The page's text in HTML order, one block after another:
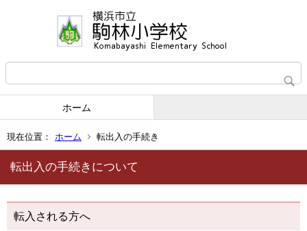
ホーム
現在位置： ホーム 転出入の手続き
転出入の手続きについて
転入される方へ